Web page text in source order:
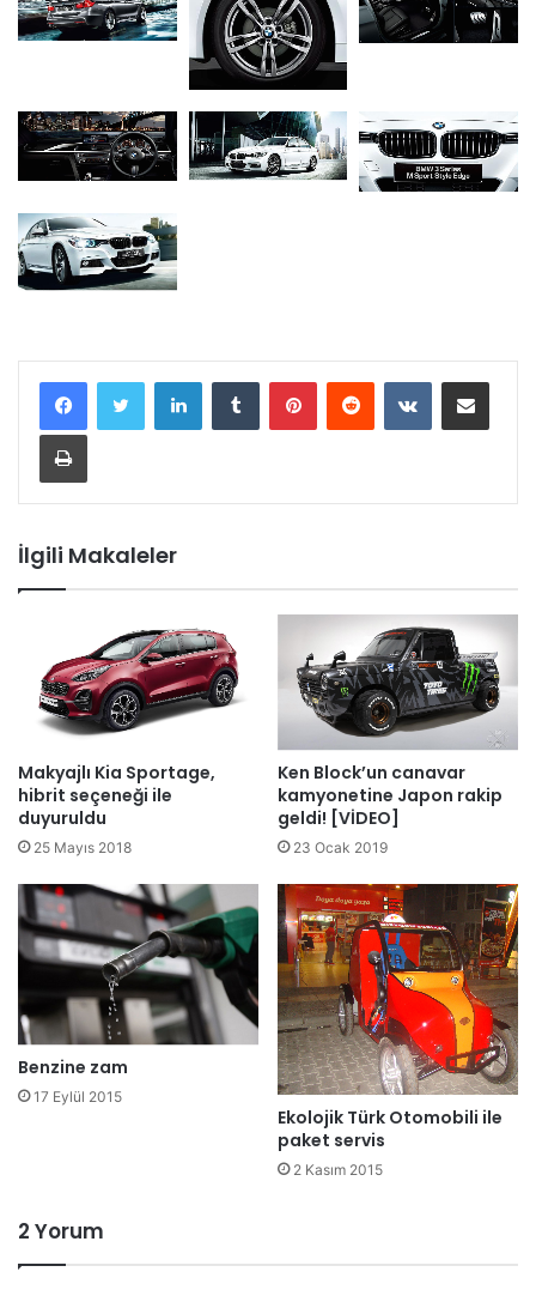
İlgili Makaleler
Makyajlı Kia Sportage,
hibrit seçeneği ile
duyuruldu
25 Mayıs 2018
Ken Block’un canavar
kamyonetine Japon rakip
geldi! [VİDEO]
23 Ocak 2019
Benzine zam
17 Eylül 2015
Ekolojik Türk Otomobili ile
paket servis
2 Kasım 2015
2 Yorum